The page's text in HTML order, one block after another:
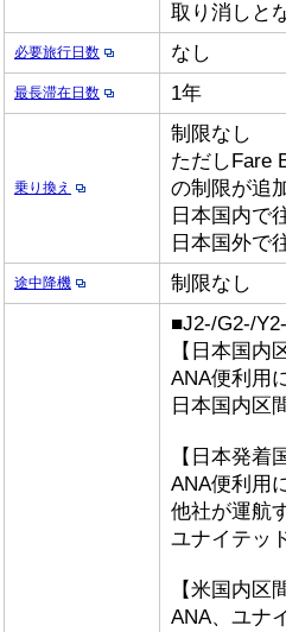
取り消しと
必要旅行日数 なし
最長滞在日数 1年
乗り換え
制限なし
ただしFare
の制限が追
日本国内で
日本国外で
途中降機 制限なし
■J2-/G2-/
【日本国内
ANA便利用
日本国内区
【日本発着
ANA便利用
他社が運航
ユナイテッ
【米国内区
ANA、ユナ